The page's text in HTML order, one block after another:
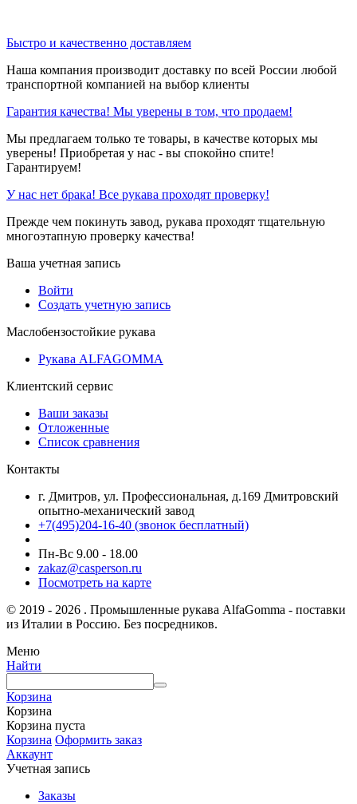
Быстро и качественно доставляем
Наша компания производит доставку по всей России любой
транспортной компанией на выбор клиенты
Гарантия качества! Мы уверены в том, что продаем!
Мы предлагаем только те товары, в качестве которых мы
уверены! Приобретая у нас - вы спокойно спите!
Гарантируем!
У нас нет брака! Все рукава проходят проверку!
Прежде чем покинуть завод, рукава проходят тщательную
многоэтапную проверку качества!
Ваша учетная запись
Войти
Создать учетную запись
Маслобензостойкие рукава
Рукава ALFAGOMMA
Клиентский сервис
Ваши заказы
Отложенные
Список сравнения
Контакты
г. Дмитров, ул. Профессиональная, д.169 Дмитровский
опытно-механический завод
+7(495)204-16-40 (звонок бесплатный)
Пн-Вс 9.00 - 18.00
zakaz@casperson.ru
Посмотреть на карте
© 2019 - 2026 . Промышленные рукава AlfaGomma - поставки
из Италии в Россию. Без посредников.
Меню
Найти
Корзина
Корзина
Корзина пуста
Корзина Оформить заказ
Аккаунт
Учетная запись
Заказы